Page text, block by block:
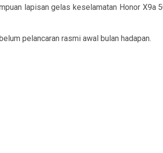
lapisan gelas keselamatan Honor X9a
pelancaran rasmi awal bulan hadapan.